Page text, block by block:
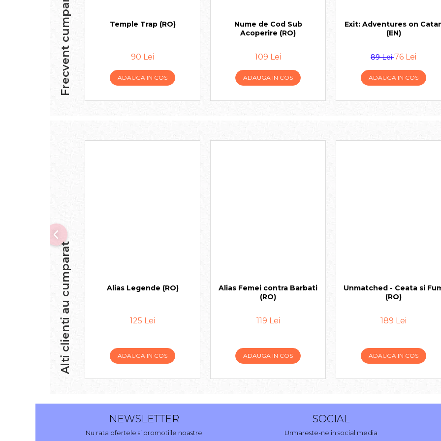
Temple Trap (RO)
90 Lei
ADAUGA IN COS
Nume de Cod Sub
Acoperire (RO)
109 Lei
ADAUGA IN COS
Exit: Adventures on
(EN)
89 Lei76 Lei
ADAUGA IN COS
Alti clienti au cumparat Alias Legende (RO)
125 Lei
ADAUGA IN COS
Alias Femei contra Barbati
(RO)
119 Lei
ADAUGA IN COS
Unmatched - Ceata si
(RO)
189 Lei
ADAUGA IN COS
NEWSLETTER
Nu rata ofertele si promotiile noastre
SOCIAL
Urmareste-ne in social media